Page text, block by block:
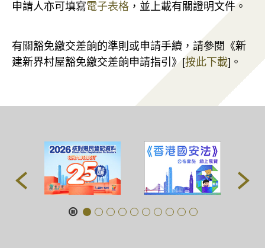
申請人亦可填寫電子表格 ，並上載有關證明文件。
有關豁免繳交差餉的準則或申請手續，請參閱《新
建新界村屋豁免繳交差餉申請指引》[按此下載]。